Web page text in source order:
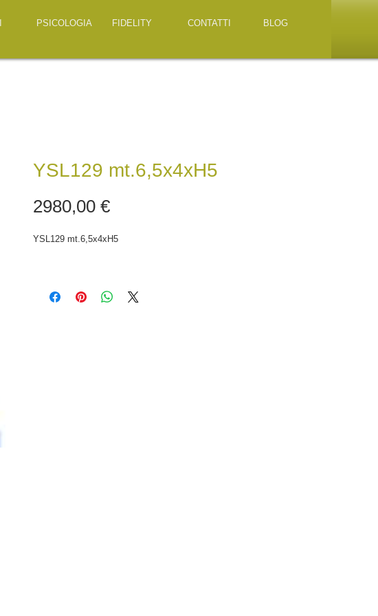
PSICOLOGIA FIDELITY CONTATTI BLOG
YSL129 mt.6,5x4xH5
2980,00 €Prezzo
YSL129 mt.6,5x4xH5